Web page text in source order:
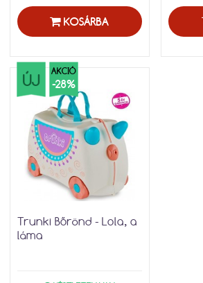
KOSÁRBA
ÚJ AKCIÓ
-28%
Trunki Bőrönd - Lola, a
láma